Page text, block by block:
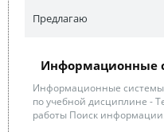
Предлагаю
Информационные
Информационные системы
по учебной дисциплине -
работы Поиск информации.